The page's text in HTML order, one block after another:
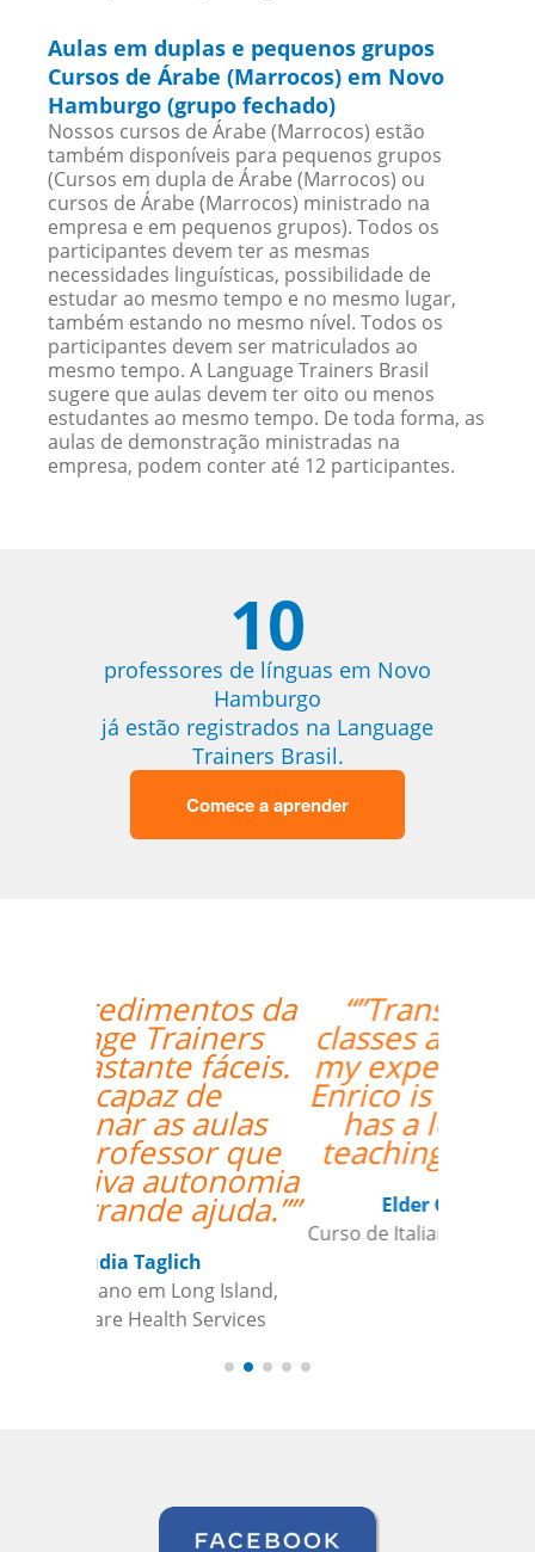
Aulas em duplas e pequenos grupos
Cursos de Árabe (Marrocos) em Novo
Hamburgo (grupo fechado)
Nossos cursos de Árabe (Marrocos) estão
também disponíveis para pequenos grupos
(Cursos em dupla de Árabe (Marrocos) ou
cursos de Árabe (Marrocos) ministrado na
empresa e em pequenos grupos). Todos os
participantes devem ter as mesmas
necessidades linguísticas, possibilidade de
estudar ao mesmo tempo e no mesmo lugar,
também estando no mesmo nível. Todos os
participantes devem ser matriculados ao
mesmo tempo. A Language Trainers Brasil
sugere que aulas devem ter oito ou menos
estudantes ao mesmo tempo. De toda forma, as
aulas de demonstração ministradas na
empresa, podem conter até 12 participantes.
10
professores de línguas em Novo
Hamburgo
já estão registrados na Language
Trainers Brasil.
Comece a aprender
“”Translated: "The
classes are exceeding
my expectations. Prof
Enrico is excellent and
has a lot of useful
teaching methods."””
Elder Gomes Dutra
Curso de Italiano em Campo Grande